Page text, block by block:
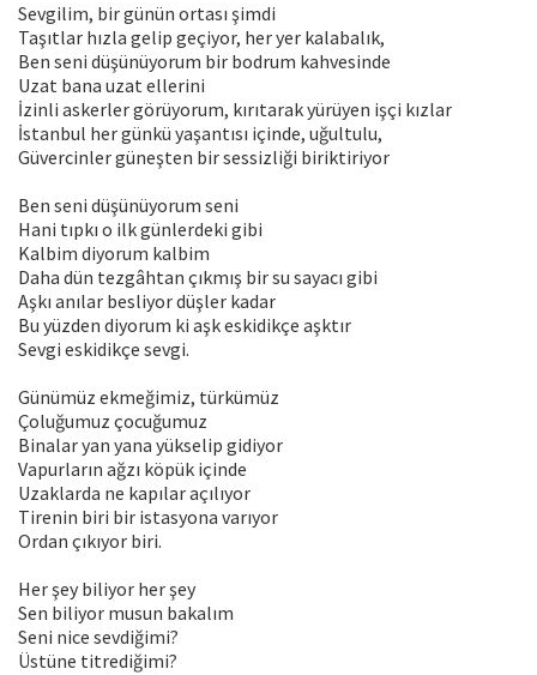
Sevgilim, bir günün ortası şimdi
Taşıtlar hızla gelip geçiyor, her yer kalabalık,
Ben seni düşünüyorum bir bodrum kahvesinde
Uzat bana uzat ellerini
İzinli askerler görüyorum, kırıtarak yürüyen işçi kızlar
İstanbul her günkü yaşantısı içinde, uğultulu,
Güvercinler güneşten bir sessizliği biriktiriyor
Ben seni düşünüyorum seni
Hani tıpkı o ilk günlerdeki gibi
Kalbim diyorum kalbim
Daha dün tezgâhtan çıkmış bir su sayacı gibi
Aşkı anılar besliyor düşler kadar
Bu yüzden diyorum ki aşk eskidikçe aşktır
Sevgi eskidikçe sevgi.
Günümüz ekmeğimiz, türkümüz
Çoluğumuz çocuğumuz
Binalar yan yana yükselip gidiyor
Vapurların ağzı köpük içinde
Uzaklarda ne kapılar açılıyor
Tirenin biri bir istasyona varıyor
Ordan çıkıyor biri.
Her şey biliyor her şey
Sen biliyor musun bakalım
Seni nice sevdiğimi?
Üstüne titrediğimi?